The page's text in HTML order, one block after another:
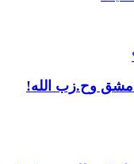
وح.زب الله!